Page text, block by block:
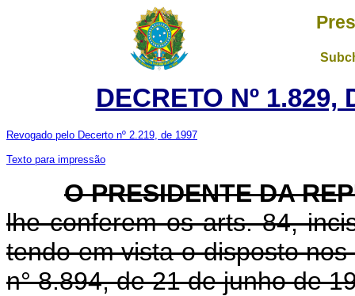
DECRETO Nº 1.829,
Revogado pelo Decerto nº 2.219, de 1997
Texto para impressão
O PRESIDENTE DA
lhe conferem os arts. 84,
tendo em vista o disposto
n° 8.894, de 21 de junho de